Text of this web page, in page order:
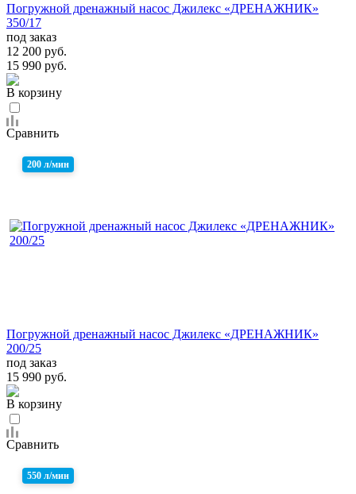
Погружной дренажный насос Джилекс «ДРЕНАЖНИК»
350/17
под заказ
12 200 руб.
15 990 руб.
В корзину
Сравнить
200 л/мин
Погружной дренажный насос Джилекс «ДРЕНАЖНИК»
200/25
под заказ
15 990 руб.
В корзину
Сравнить
550 л/мин